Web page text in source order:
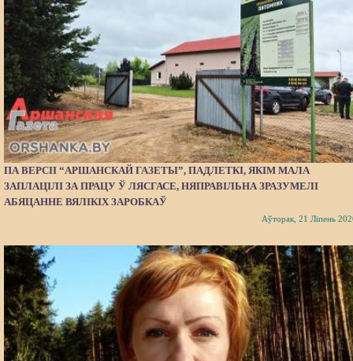
ПА ВЕРСІІ “АРШАНСКАЙ ГАЗЕТЫ”, ПАДЛЕТКІ, ЯКІМ МАЛА
ЗАПЛАЦІЛІ ЗА ПРАЦУ Ў ЛЯСГАСЕ, НЯПРАВІЛЬНА ЗРАЗУМЕЛІ
АБЯЦАННЕ ВЯЛІКІХ ЗАРОБКАЎ
Аўторак, 21 Ліпень